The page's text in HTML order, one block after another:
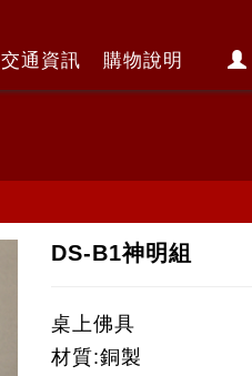
交通資訊 購物說明
DS-B1神明組
桌上佛具
材質:銅製